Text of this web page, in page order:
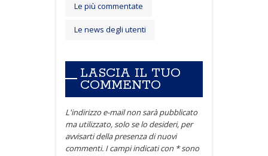
Le più commentate
Le news degli utenti
LASCIA IL TUO
COMMENTO
L'indirizzo e-mail non sarà pubblicato
ma utilizzato, solo se lo desideri, per
avvisarti della presenza di nuovi
commenti. I campi indicati con * sono